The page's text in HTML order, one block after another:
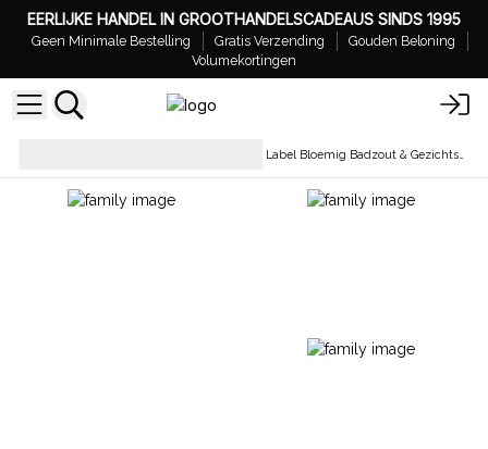
EERLIJKE HANDEL IN GROOTHANDELSCADEAUS SINDS 1995
Geen Minimale Bestelling Gratis Verzending
Gouden Beloning
Volumekortingen